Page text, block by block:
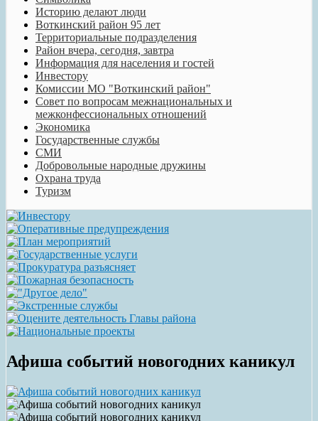
Историю делают люди
Воткинский район 95 лет
Территориальные подразделения
Район вчера, сегодня, завтра
Информация для населения и гостей
Инвестору
Комиссии МО "Воткинский район"
Совет по вопросам межнациональных и
межконфессиональных отношений
Экономика
Государственные службы
СМИ
Добровольные народные дружины
Охрана труда
Туризм
Афиша событий новогодних каникул